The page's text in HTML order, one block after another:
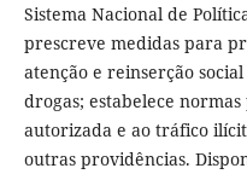
Sistema Nacional de
prescreve medidas para
atenção e reinserção
drogas; estabelece
autorizada e ao tráfico
outras providências.